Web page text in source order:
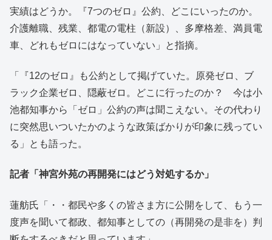
実績はどうか。『7つのゼロ』公約、どこにいったのか。
介護離職、残業、都電の電柱（新設）、多摩格差、満員電
車、どれもゼロにはなっていない」と指摘。
「『12のゼロ』も公約として掲げていた。原発ゼロ、ブ
ラック企業ゼロ、隠蔽ゼロ。どこに行ったのか？ 今は小
池都知事から「ゼロ」公約の声は聞こえない。その代わり
に突然思いついたかのような政策ばかりが印象に残ってい
る」とも語った。
記者「神宮外苑の再開発にはどう対処するか」
蓮舫氏「・・都民や多くの皆さま方に公開をして、もう一
度声を聞いて都政、都知事としての（再開発の是非を）判